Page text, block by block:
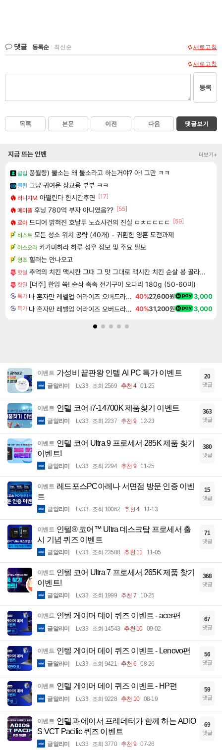
댓글 등록순 최신순 새로고침
새로고침
등록
목록 본문 이전 다음 댓글보기
지금 뜨는 인벤 더보기+
클립 풍월량) 물소는 왜 물소라고 하는거야? 아! 그만 ㅋㅋ
클립 그냥 귀여운 상교용 부부 ㅋㅋ
리니지M 아떨린다 한시간후면 [17]
메이플 후닝 780억 부자 아니였음?? [55]
로아 드디어 밝혀진 호날두 노쇼사건의 진실 ㅁㅊㄷㄷㄷㄷ
[59]
비스트 모든 성소 위치 공략 (40개) - 귀환한 영혼 도전과제
아스오라 카가미하라 하루 성우 정보 및 주요 필모
명조 힐러는 안나오고
핫딜 추억의 치킨 맥시칸 그때 그 맛 그대로 맥시칸 치킨 순살 봉 골라담기 2+2 총 4봉지
핫딜 [더주] 한입 쏙! 순삭 촉촉 전기구이 오다리 180g (50-60미)
특가 나 혼자만 레벨업 어라이즈 오버드라이브 Solo Leveling Arise 40%27,600원 3,000
특가 나 혼자만 레벨업 어라이즈 오버드라이브 디럭스 에디션 Solo Leveling Arise Overdrive Deluxe Edition 40%31,200원 3,000
이벤트 가성비 끝판왕 인텔 AI PC 특가 이벤트
글알리미 Lv.33 조회 2569 추천 4 01-25
20
댓글
이벤트 인텔 코어 i7-14700K 제품찾기 이벤트
글알리미 Lv.33 조회 2237 추천 9 12-23
363
댓글
이벤트 인텔 코어 Ultra 9 프로세서 285K 제품 찾기
이벤트!
글알리미 Lv.33 조회 2294 추천 9 11-25
380
댓글
이벤트 레드포스PC아레나 서면점 방문 인증 이벤
트
글알리미 Lv.33 조회 10062 추천 4 11-13
15
댓글
이벤트 인텔® 코어™ Ultra 데스크탑 프로세서 출
시 기념 퀴즈 이벤트
글알리미 Lv.33 조회 23588 추천 11 11-05
71
댓글
이벤트 인텔 코어 Ultra 7 프로세서 265K 제품 찾기
이벤트!
글알리미 Lv.33 조회 1999 추천 7 10-25
368
댓글
이벤트 인텔 게이머 데이 퀴즈 이벤트 - acer편
글알리미 Lv.33 조회 14543 추천 10 09-02
67
댓글
이벤트 인텔 게이머 데이 퀴즈 이벤트 - Lenovo편
글알리미 Lv.33 조회 9421 추천 6 08-26
56
댓글
이벤트 인텔 게이머 데이 퀴즈 이벤트 - HP편
글알리미 Lv.33 조회 9228 추천 10 08-19
59
댓글
이벤트 인텔과 에이서 프레데터가 함께 하는 ADIO
S VCT Pacific 퀴즈 이벤트
글알리미 Lv.33 조회 3770 추천 9 07-26
69
댓글